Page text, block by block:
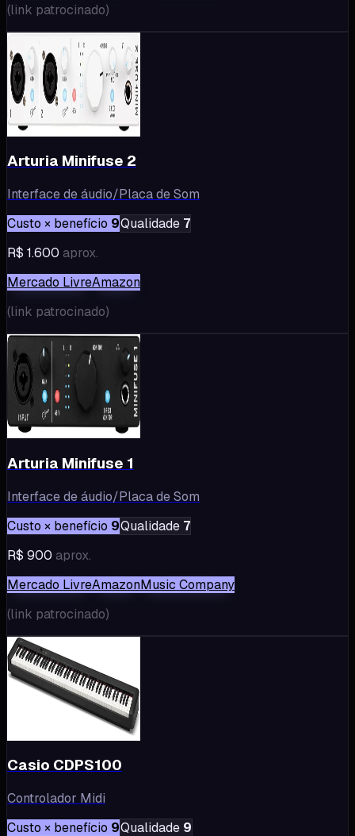
(link patrocinado)
Arturia Minifuse 2
Interface de áudio/Placa de Som
Custo × benefício 9Qualidade 7
R$ 1.600 aprox.
Mercado LivreAmazon
(link patrocinado)
Arturia Minifuse 1
Interface de áudio/Placa de Som
Custo × benefício 9Qualidade 7
R$ 900 aprox.
Mercado LivreAmazonMusic Company
(link patrocinado)
Casio CDPS100
Controlador Midi
Custo × benefício 9Qualidade 9